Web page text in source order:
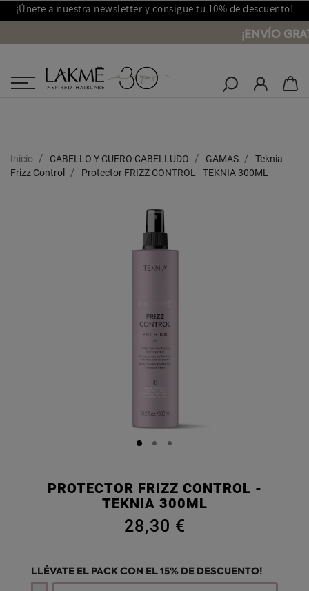
¡Únete a nuestra newsletter y consigue tu 10% de descuento!
¡ENVÍO
Salones Lakmé
Inicio CABELLO Y CUERO CABELLUDO GAMAS
Teknia
Frizz Control
Protector FRIZZ CONTROL - TEKNIA 300ML
PROTECTOR FRIZZ CONTROL -
TEKNIA 300ML
28,30 €
LLÉVATE EL PACK CON EL 15% DE DESCUENTO!